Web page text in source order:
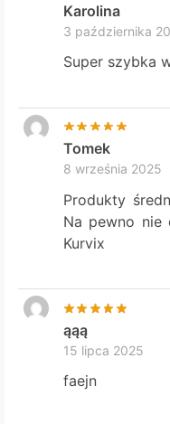
Karolina
3 października
Super szybka
Tomek
8 września 2025
Produkty
Na pewno
Kurvix
ąąą
15 lipca 2025
faejn